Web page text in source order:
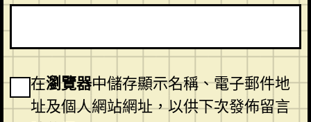
在瀏覽器中儲存顯示名稱、電子郵件地
址及個人網站網址，以供下次發佈留言